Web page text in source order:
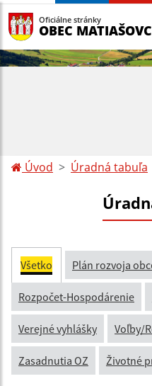
Oficiálne stránky
OBEC
Úvod Úradná tabuľa
Všetko Plán rozvoja
Rozpočet-Hospodárenie
Verejné vyhlášky Voľby/
Zasadnutia OZ Životné